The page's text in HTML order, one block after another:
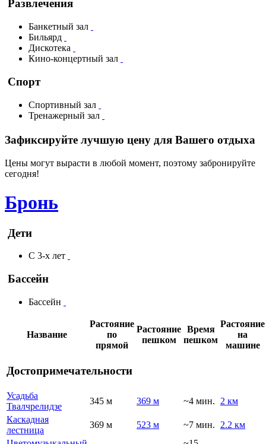
Развлечения
Банкетный зал
Бильярд
Дискотека
Кино-концертный зал
Спорт
Спортивный зал
Тренажерный зал
Зафиксируйте лучшую цену для Вашего отдыха
Цены могут вырасти в любой момент, поэтому забронируйте
сегодня!
Бронь
Дети
С 3-х лет
Бассейн
Бассейн
Название
Растояние
по
прямой
Растояние
пешком
Время
пешком
Растояние
на
машине
Достопримечательности
Усадьба
Твалчрелидзе
345 м 369 м ~4 мин.
2 км
Каскадная
лестница
369 м 523 м ~7 мин.
2.2 км